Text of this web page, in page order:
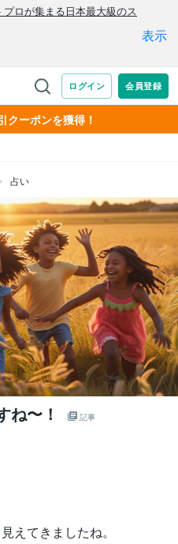
クーポンを獲得！
占い
ね〜！ 記事
えてきましたね。